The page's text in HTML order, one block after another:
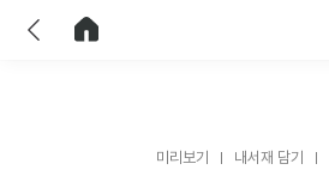
미리보기 내서재 담기